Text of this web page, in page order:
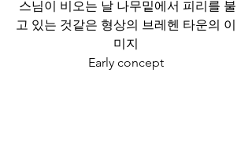
고 있는 것같은 형상의 브레헨 타운의 이
미지
Early concept